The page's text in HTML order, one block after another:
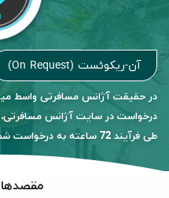
آن-ریکوئست (On Request)
در حقیقت آژانس مسافرتی واسط
درخواست در سایت آژانس مسافرتی،
طی فرآیند 72 ساعته به درخواست شما پاسخ داده می شود.